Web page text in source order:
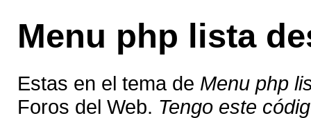
Menu php lista
Estas en el tema de Menu php
Foros del Web. Tengo este